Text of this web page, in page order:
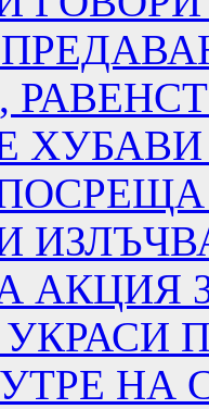
ХУБАВИ
АКЦИЯ
НА